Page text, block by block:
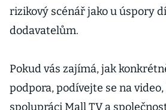
rizikový scénář jako u úspory
dodavatelům.
Pokud vás zajímá, jak
podpora, podívejte se na
spolupráci Mall TV a